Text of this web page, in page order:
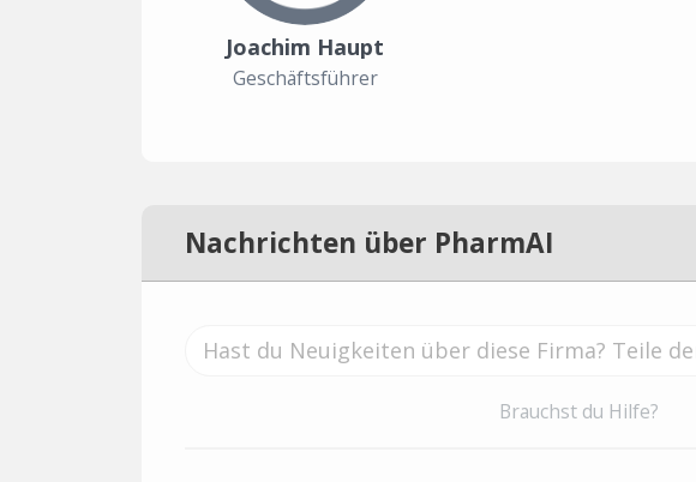
Joachim Haupt
Geschäftsführer
Nachrichten über PharmAI
Brauchst du Hilfe?